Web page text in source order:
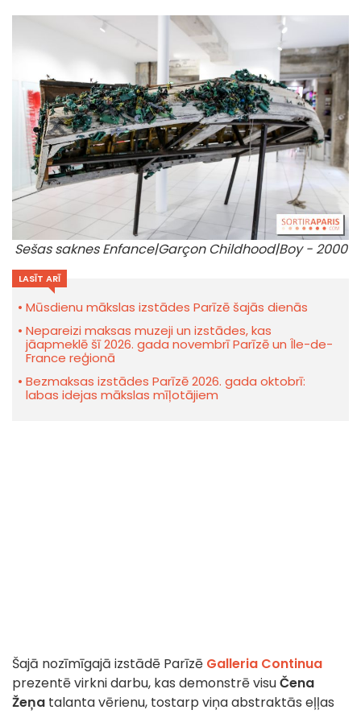
Sešas saknes Enfance|Garçon Childhood|Boy - 2000
LASĪT ARĪ
Mūsdienu mākslas izstādes Parīzē šajās dienās
Nepareizi maksas muzeji un izstādes, kas
jāapmeklē šī 2026. gada novembrī Parīzē un Île-de-
France reģionā
Bezmaksas izstādes Parīzē 2026. gada oktobrī:
labas idejas mākslas mīļotājiem
Šajā nozīmīgajā izstādē Parīzē Galleria Continua
prezentē virkni darbu, kas demonstrē visuČena
Žeņa talanta vērienu, tostarp viņa abstraktās eļļas